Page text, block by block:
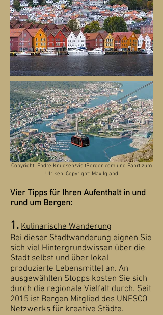
Copyright: Endre Knudsen/visitBergen.com und Fahrt zum
Ulriken. Copyright: Max Igland
Vier Tipps für Ihren Aufenthalt in und
rund um Bergen:
1. Kulinarische Wanderung
Bei dieser Stadtwanderung eignen Sie
sich viel Hintergrundwissen über die
Stadt selbst und über lokal
produzierte Lebensmittel an. An
ausgewählten Stopps kosten Sie sich
durch die regionale Vielfalt durch. Seit
2015 ist Bergen Mitglied des UNESCO-
Netzwerks für kreative Städte.